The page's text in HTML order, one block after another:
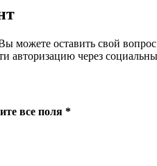
можете оставить свой
авторизацию через
все поля *